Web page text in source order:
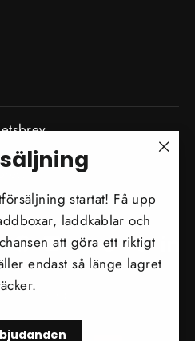
startat! Få upp
laddkablar och
att göra ett riktigt
endast så länge lagret
InstagramFacebook
YouTubeTwitterTikTokTumblr
(EUR €)